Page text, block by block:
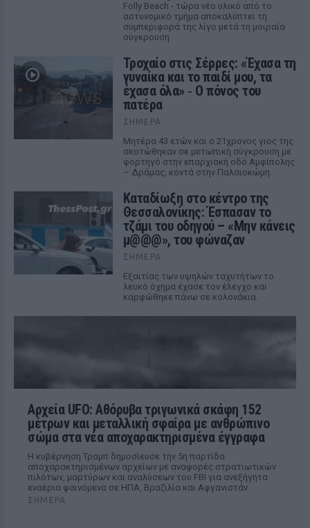
Folly Beach - τώρα νέο υλικό από το
αστυνομικό τμήμα αποκαλύπτει τη
συμπεριφορά της λίγο μετά τη μοιραία
σύγκρουση
Τροχαίο στις Σέρρες: «Έχασα τη
γυναίκα και το παιδί μου, τα
έχασα όλα» ‑ Ο πόνος του
πατέρα
ΣΉΜΕΡΑ
Μητέρα 43 ετών και ο 21χρονος γιος της
σκοτώθηκαν σε μετωπική σύγκρουση με
φορτηγό στην επαρχιακή οδό Αμφίπολης
– Δράμας, κοντά στην Παλαιοκώμη.
Καταδίωξη στο κέντρο της
Θεσσαλονίκης: Έσπασαν το
τζάμι του οδηγού – «Μην κάνεις
μ@@@», του φώναζαν
ΣΉΜΕΡΑ
Εξαιτίας των υψηλών ταχυτήτων το
λευκό όχημα έχασε τον έλεγχο και
καρφώθηκε πάνω σε κολονάκια.
Αρχεία UFO: Αθόρυβα τριγωνικά σκάφη 152
μέτρων και μεταλλική σφαίρα με ανθρώπινο
σώμα στα νέα αποχαρακτηρισμένα έγγραφα
Η κυβέρνηση Τραμπ δημοσίευσε την 5η παρτίδα
αποχαρακτηρισμένων αρχείων με αναφορές στρατιωτικών
πιλότων, μαρτύρων και αναλύσεων του FBI για ανεξήγητα
εναέρια φαινόμενα σε ΗΠΑ, Βραζιλία και Αφγανιστάν.
ΣΉΜΕΡΑ